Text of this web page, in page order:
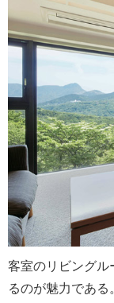
客室のリビングル
るのが魅力である。